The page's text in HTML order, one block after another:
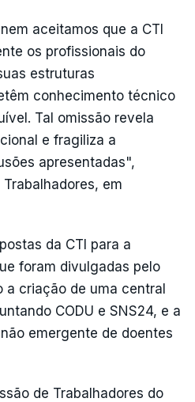
aceitamos que a CTI
os profissionais do
estruturas
conhecimento técnico
Tal omissão revela
e fragiliza a
apresentadas",
em
da CTI para a
foram divulgadas pelo
a criação de uma central
CODU e SNS24, e a
emergente de doentes
de Trabalhadores do